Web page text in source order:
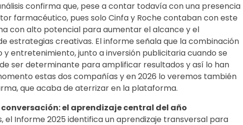
confirma que, pese a contar todavía con una presencia
farmacéutico, pues solo Cinfa y Roche contaban con este
con alto potencial para aumentar el alcance y el
estrategias creativas. El informe señala que la combinación
entretenimiento, junto a inversión publicitaria cuando se
ser determinante para amplificar resultados y así lo han
estas dos compañías y en 2026 lo veremos también
que acaba de aterrizar en la plataforma.
el aprendizaje central del año
el Informe 2025 identifica un aprendizaje transversal para